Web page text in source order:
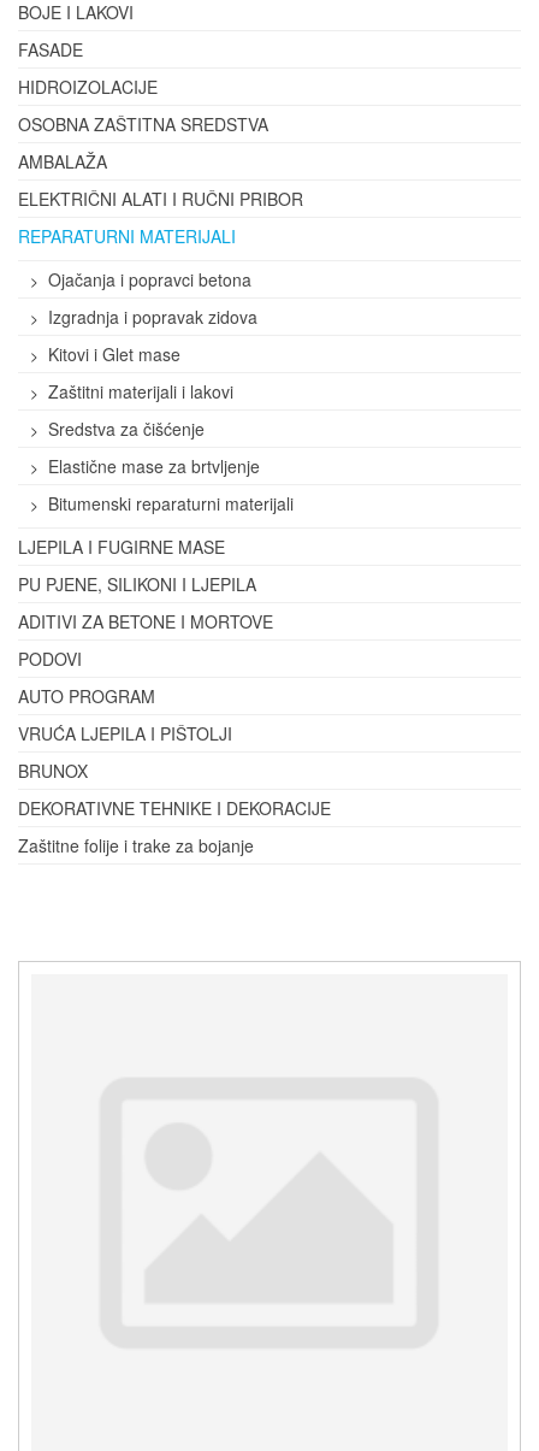
BOJE I LAKOVI
FASADE
HIDROIZOLACIJE
OSOBNA ZAŠTITNA SREDSTVA
AMBALAŽA
ELEKTRIČNI ALATI I RUČNI PRIBOR
REPARATURNI MATERIJALI
Ojačanja i popravci betona
Izgradnja i popravak zidova
Kitovi i Glet mase
Zaštitni materijali i lakovi
Sredstva za čišćenje
Elastične mase za brtvljenje
Bitumenski reparaturni materijali
LJEPILA I FUGIRNE MASE
PU PJENE, SILIKONI I LJEPILA
ADITIVI ZA BETONE I MORTOVE
PODOVI
AUTO PROGRAM
VRUĆA LJEPILA I PIŠTOLJI
BRUNOX
DEKORATIVNE TEHNIKE I DEKORACIJE
Zaštitne folije i trake za bojanje